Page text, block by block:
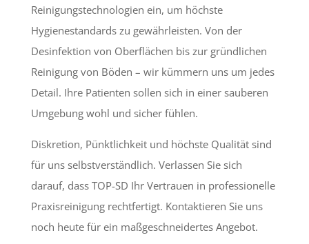
Reinigungstechnologien ein, um höchste
Hygienestandards zu gewährleisten. Von der
Desinfektion von Oberflächen bis zur gründlichen
Reinigung von Böden – wir kümmern uns um jedes
Detail. Ihre Patienten sollen sich in einer sauberen
Umgebung wohl und sicher fühlen.
Diskretion, Pünktlichkeit und höchste Qualität sind
für uns selbstverständlich. Verlassen Sie sich
darauf, dass TOP-SD Ihr Vertrauen in professionelle
Praxisreinigung rechtfertigt. Kontaktieren Sie uns
noch heute für ein maßgeschneidertes Angebot.